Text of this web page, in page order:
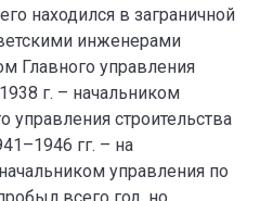
находился в заграничной
инженерами
Главного управления
г. – начальником
управления строительства
гг. – на
управления по